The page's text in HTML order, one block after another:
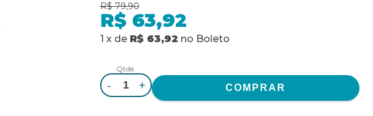
R$ 79,90
R$ 63,92
1 x de R$ 63,92 no Boleto
Qtde.
- +